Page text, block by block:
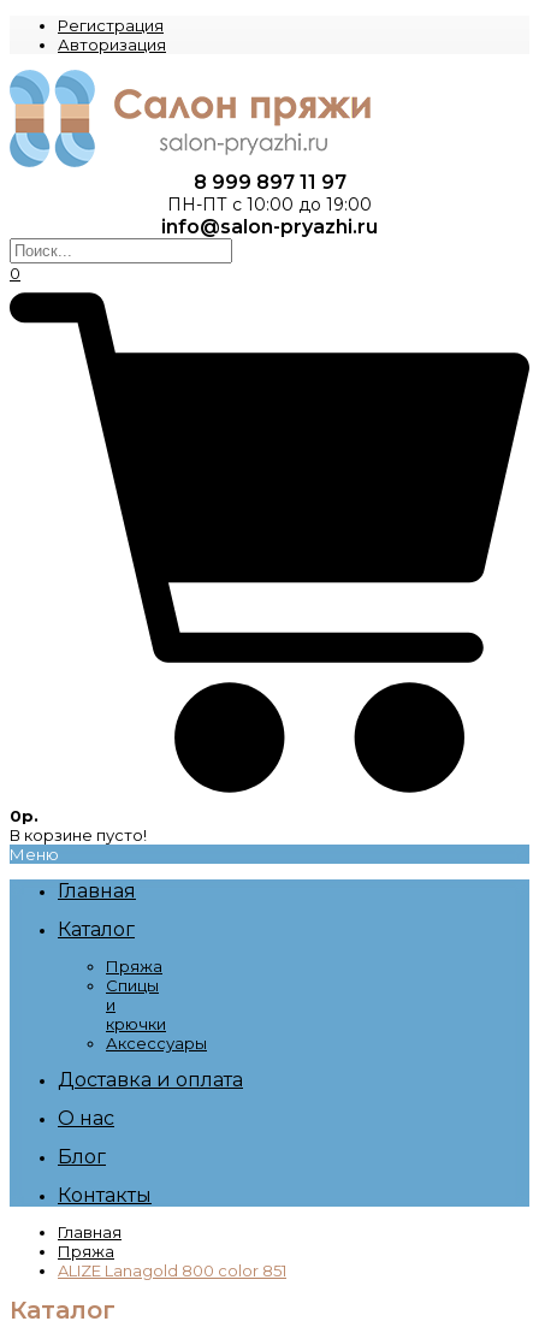
Регистрация
Авторизация
8 999 897 11 97
ПН-ПТ с 10:00 до 19:00
info@salon-pryazhi.ru
0
0р.
В корзине пусто!
Меню
Главная
Каталог
Пряжа
Спицы
и
крючки
Аксессуары
Доставка и оплата
О нас
Блог
Контакты
Главная
Пряжа
ALIZE Lanagold 800 color 851
Каталог